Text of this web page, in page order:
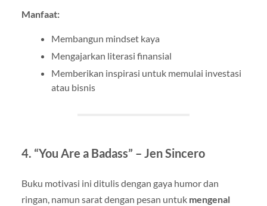
Manfaat:
Membangun mindset kaya
Mengajarkan literasi finansial
Memberikan inspirasi untuk memulai investasi
atau bisnis
4. “You Are a Badass” – Jen Sincero
Buku motivasi ini ditulis dengan gaya humor dan
ringan, namun sarat dengan pesan untuk mengenal